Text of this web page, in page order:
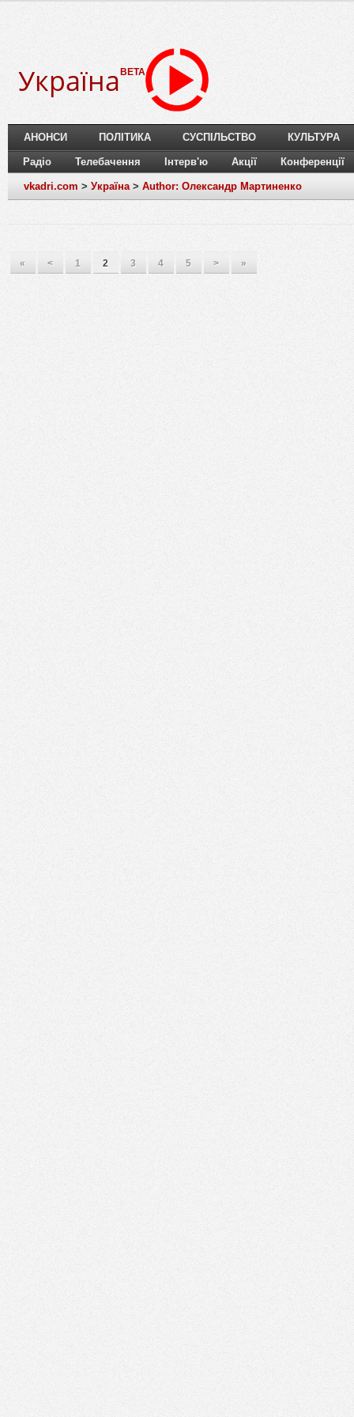
Україна BETA
АНОНСИ ПОЛІТИКА СУСПІЛЬСТВО КУЛЬТУРА
Радіо Телебачення Інтерв'ю Акції Конференції
vkadri.com > Україна> Author: Олександр Мартиненко
« < 1 2 3 4 5 > »